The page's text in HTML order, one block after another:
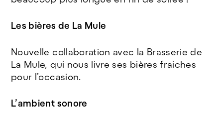
Les bières de La Mule
Nouvelle collaboration avec la Brasserie de
La Mule, qui nous livre ses bières fraiches
pour l’occasion.
L’ambient sonore